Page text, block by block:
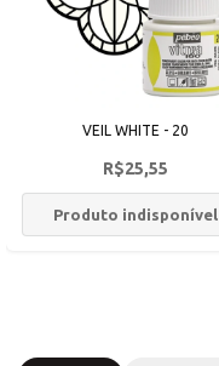
VEIL WHITE - 20
R$25,55
Produto indisponível